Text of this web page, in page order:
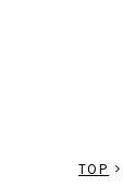
TOP